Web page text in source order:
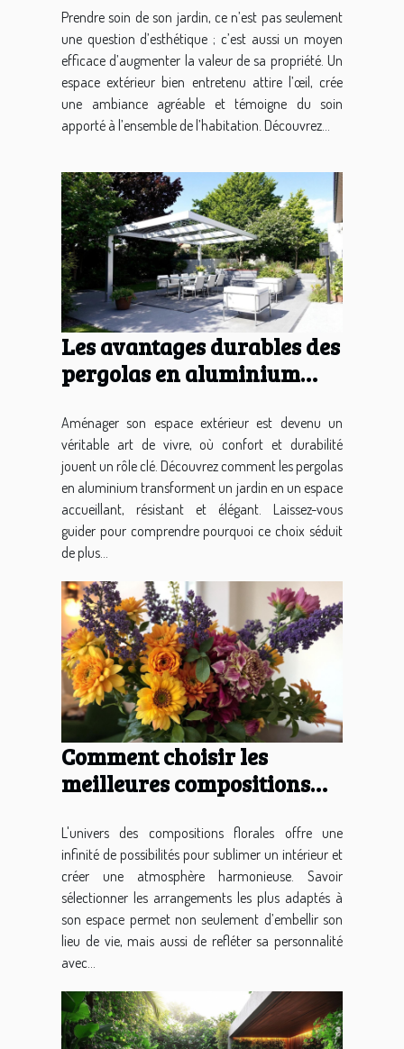
Prendre soin de son jardin, ce n’est pas seulement
une question d’esthétique ; c’est aussi un moyen
efficace d’augmenter la valeur de sa propriété. Un
espace extérieur bien entretenu attire l’œil, crée
une ambiance agréable et témoigne du soin
apporté à l’ensemble de l’habitation. Découvrez...
Les avantages durables des
pergolas en aluminium
Aménager son espace extérieur est devenu un
véritable art de vivre, où confort et durabilité
jouent un rôle clé. Découvrez comment les pergolas
en aluminium transforment un jardin en un espace
accueillant, résistant et élégant. Laissez-vous
guider pour comprendre pourquoi ce choix séduit
de plus...
Comment choisir les
meilleures compositions
intérieur ?
L'univers des compositions florales offre une
infinité de possibilités pour sublimer un intérieur et
créer une atmosphère harmonieuse. Savoir
sélectionner les arrangements les plus adaptés à
son espace permet non seulement d’embellir son
lieu de vie, mais aussi de refléter sa personnalité
avec...